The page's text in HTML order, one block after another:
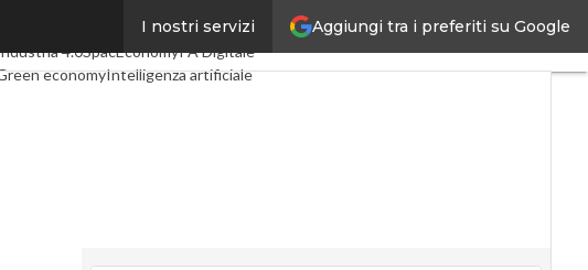
Aggiungi tra i preferiti su Google
I nostri servizi
Digital EconomyTelco
4.0SpacEconomyPA Digitale
economyIntelligenza artificiale